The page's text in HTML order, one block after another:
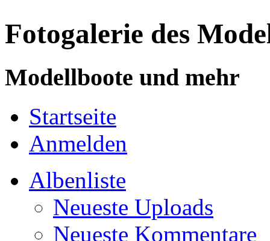
Fotogalerie des
Modellboote und mehr
Startseite
Anmelden
Albenliste
Neueste Uploads
Neueste Kommentare